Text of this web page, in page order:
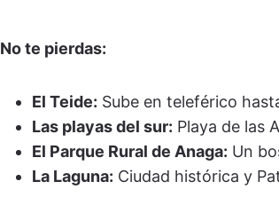
No te pierdas:
El Teide: Sube en teleférico
Las playas del sur: Playa de las
El Parque Rural de Anaga: Un
La Laguna: Ciudad histórica y